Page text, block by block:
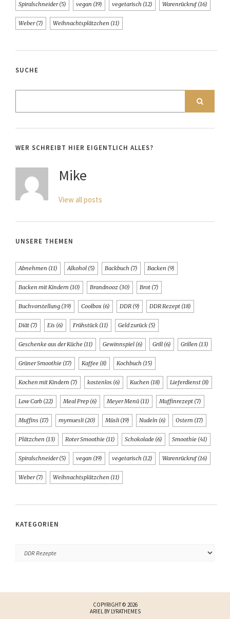
Spiralschneider(5) vegan (19) vegetarisch (12) Warenrückruf(16)
Weber(7) Weihnachtsplätzchen (11)
SUCHE
WER SCHREIBT HIER EIGENTLICH ALLES?
Mike
View all posts
UNSERE THEMEN
Abnehmen (11) Alkohol (5) Backbuch (7) Backen (9)
Backen mit Kindern (10) Brandnooz (30) Brot (7)
Buchvorstellung (39) Coolbox (6) DDR (9) DDR Rezept (18)
Diät (7) Eis (6) Frühstück (11) Geld zurück (5)
Geschenke aus der Küche (11) Gewinnspiel (6) Grill (6) Grillen (13)
Grüner Smoothie (17) Kaffee (8) Kochbuch (15)
Kochen mit Kindern (7) kostenlos (6) Kuchen (18) Lieferdienst (8)
Low Carb (22) Meal Prep (6) Meyer Menü (11) Muffinrezept (7)
Muffins (17) mymuesli (20) Müsli (19) Nudeln (6) Ostern (17)
Plätzchen (13) Roter Smoothie (11) Schokolade (6) Smoothie (41)
Spiralschneider(5) vegan (19) vegetarisch (12) Warenrückruf(16)
Weber(7) Weihnachtsplätzchen (11)
KATEGORIEN
COPYRIGHT © 2026
ARIEL BY LYRATHEMES